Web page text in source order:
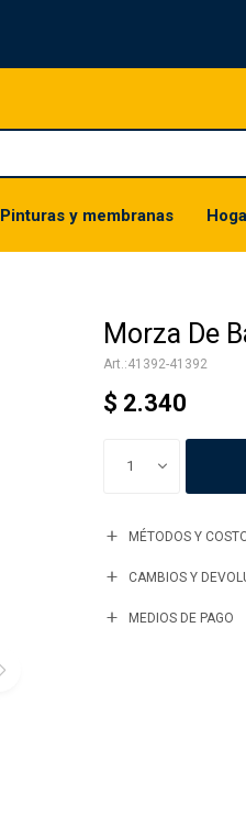
Pinturas y membranas
Morza De
41392-41392
$ 2.340
1
MÉTODOS Y
CAMBIOS Y
MEDIOS DE PAGO